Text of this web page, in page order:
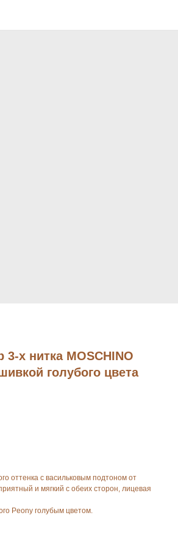
х нитка MOSCHINO
голубого цвета
оттенка с васильковым подтоном от
и мягкий с обеих сторон, лицевая
Peony голубым цветом.